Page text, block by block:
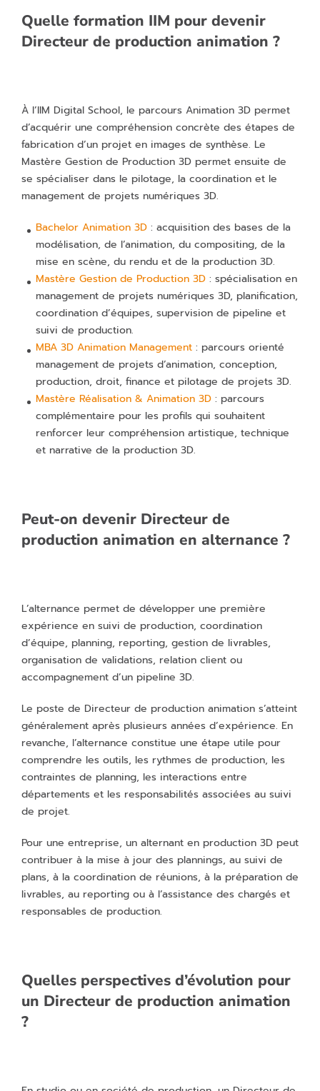
Quelle formation IIM pour devenir
Directeur de production animation ?
À l’IIM Digital School, le parcours Animation 3D permet
d’acquérir une compréhension concrète des étapes de
fabrication d’un projet en images de synthèse. Le
Mastère Gestion de Production 3D permet ensuite de
se spécialiser dans le pilotage, la coordination et le
management de projets numériques 3D.
Bachelor Animation 3D : acquisition des bases de la
modélisation, de l’animation, du compositing, de la
mise en scène, du rendu et de la production 3D.
Mastère Gestion de Production 3D : spécialisation en
management de projets numériques 3D, planification,
coordination d’équipes, supervision de pipeline et
suivi de production.
MBA 3D Animation Management : parcours orienté
management de projets d’animation, conception,
production, droit, finance et pilotage de projets 3D.
Mastère Réalisation & Animation 3D : parcours
complémentaire pour les profils qui souhaitent
renforcer leur compréhension artistique, technique
et narrative de la production 3D.
Peut-on devenir Directeur de
production animation en alternance ?
L’alternance permet de développer une première
expérience en suivi de production, coordination
d’équipe, planning, reporting, gestion de livrables,
organisation de validations, relation client ou
accompagnement d’un pipeline 3D.
Le poste de Directeur de production animation s’atteint
généralement après plusieurs années d’expérience. En
revanche, l’alternance constitue une étape utile pour
comprendre les outils, les rythmes de production, les
contraintes de planning, les interactions entre
départements et les responsabilités associées au suivi
de projet.
Pour une entreprise, un alternant en production 3D peut
contribuer à la mise à jour des plannings, au suivi de
plans, à la coordination de réunions, à la préparation de
livrables, au reporting ou à l’assistance des chargés et
responsables de production.
Quelles perspectives d’évolution pour
un Directeur de production animation
?